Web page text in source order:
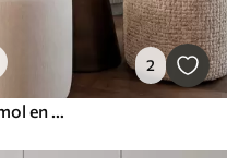
2
Hojas pastel sobre fondo de mármol en tonos beige